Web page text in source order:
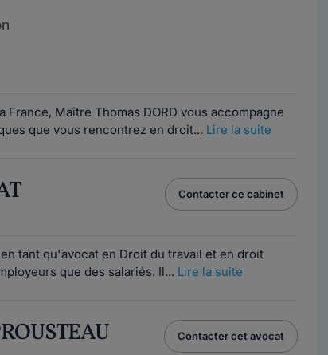
France, Maître Thomas DORD vous accompagne
que vous rencontrez en droit... Lire la suite
Contacter ce cabinet
en tant qu'avocat en Droit du travail et en droit
que des salariés. Il... Lire la suite
Contacter cet avocat